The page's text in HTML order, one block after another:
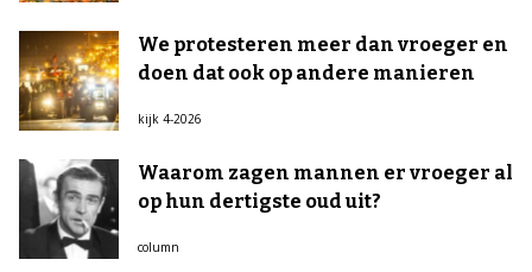
We protesteren meer dan vroeger en
doen dat ook op andere manieren
kijk 4-2026
Waarom zagen mannen er vroeger al
op hun dertigste oud uit?
column